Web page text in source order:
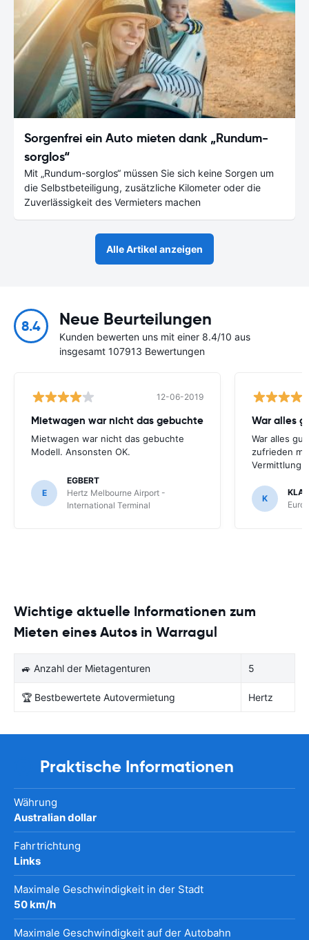
Sorgenfrei ein Auto mieten dank „Rundum-
sorglos“
Mit „Rundum-sorglos“ müssen Sie sich keine Sorgen um
die Selbstbeteiligung, zusätzliche Kilometer oder die
Zuverlässigkeit des Vermieters machen
Alle Artikel anzeigen
8.4 Neue Beurteilungen
Kunden bewerten uns mit einer 8.4/10 aus
insgesamt 107913 Bewertungen
12-06-2019
Mietwagen war nicht das gebuchte
Mietwagen war nicht das gebuchte
Modell. Ansonsten OK.
E
EGBERT
Hertz Melbourne Airport -
International Terminal
War alles
War alles
zufrieden
Vermittlung
K
Wichtige aktuelle Informationen zum
Mieten eines Autos in Warragul
🚙 Anzahl der Mietagenturen 5
🏆 Bestbewertete Autovermietung Hertz
Praktische Informationen
Währung
Australian dollar
Fahrtrichtung
Links
Maximale Geschwindigkeit in der Stadt
50 km/h
Maximale Geschwindigkeit auf der Autobahn